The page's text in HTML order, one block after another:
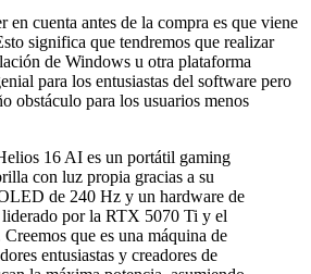
en cuenta antes de la compra es que viene
significa que tendremos que realizar
de Windows u otra plataforma
para los entusiastas del software pero
obstáculo para los usuarios menos
16 AI es un portátil gaming
con luz propia gracias a su
de 240 Hz y un hardware de
por la RTX 5070 Ti y el
que es una máquina de
entusiastas y creadores de